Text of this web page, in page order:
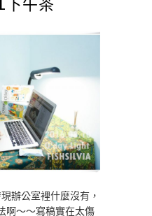
辦公室裡什麼沒有，
啊～～寫稿實在太傷